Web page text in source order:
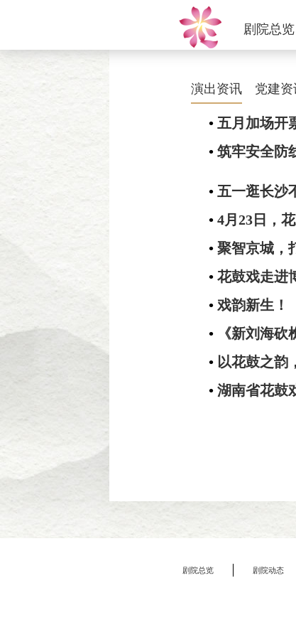
剧院总览
演出资讯 党建资
• 五月加场开
• 筑牢安全防
• 五一逛长沙
• 4月23日，
• 聚智京城，
• 花鼓戏走进
• 戏韵新生！
• 《新刘海
• 以花鼓之
• 湖南省花鼓
剧院总览 剧院动态